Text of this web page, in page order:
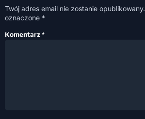
Twój adres email nie zostanie opublikowany.
oznaczone *
Komentarz*